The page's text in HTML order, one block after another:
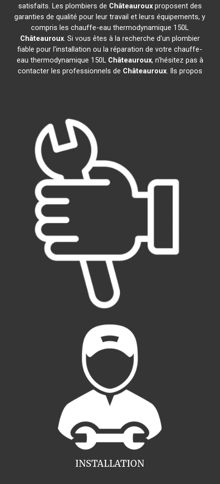
satisfaits. Les plombiers de Châteaurouxproposent des
garanties de qualité pour leur travail et leurs équipements, y
compris les chauffe-eau thermodynamique 150L
Châteauroux. Si vous êtes à la recherche d'un plombier
fiable pour l'installation ou la réparation de votre chauffe-
eau thermodynamique 150L Châteauroux, n'hésitez pas à
contacter les professionnels de Châteauroux. Ils propos
INSTALLATION